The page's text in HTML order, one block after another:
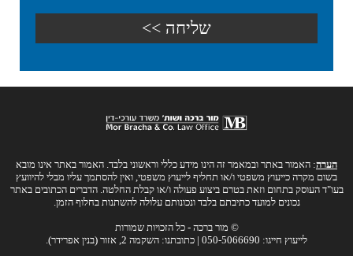
הערה: האמור באתר ובמאמר זה הינו מידע כללי וראשוני בלבד. האמור באתר אינו מובא
בשום מקרה כייעוץ משפטי ו/או תחליף לייעוץ משפטי, ואין להסתמך עליו מבלי להיוועץ
בעו"ד העוסק בתחום וזאת בטרם ביצוע פעולה ו/או קבלת החלטה. הדברים הכתובים באתר
נכונים למועד כתיבתם בלבד ונכונותם עלולה להשתנות בחלוף הזמן.
© מור ברכה - כל הזכויות שמורות
לייעוץ חייגו: 050-5066690 | כתובתנו: השקמה 2, אזור (בנין אפרידר).